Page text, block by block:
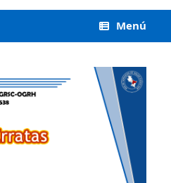
Menú